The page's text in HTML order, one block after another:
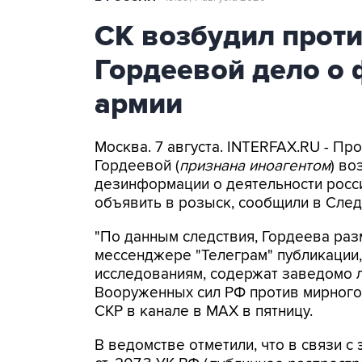
СК возбудил
Гордеевой дело о
армии
Москва. 7 августа. INTERFAX.RU -
Гордеевой (признана иноагентом)
дезинформации о деятельности
объявить в розыск, сообщили в
"По данным следствия, Гордеева
мессенджере "Телеграм"
исследованиям, содержат
Вооруженных сил РФ против
СКР в канале в MAX в пятницу.
В ведомстве отметили, что в связи